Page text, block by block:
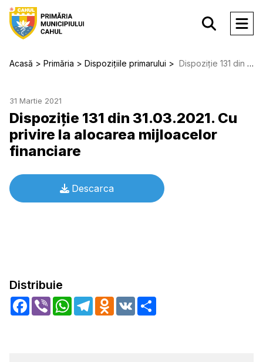
Acasă Primăria Dispozițiile primarului Dispoziție 131 din 31.03.2021. Cu privire la alocarea mijloacelor financiare
31 Martie 2021
Dispoziție 131 din 31.03.2021. Cu
privire la alocarea mijloacelor
financiare
Descarca
Distribuie
Facebook
Viber WhatsApp
TelegramOdnoklassniki
VK